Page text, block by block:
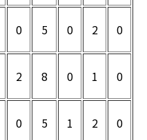
0 5 0 2 0
2 8 0 1 0
0 5 1 2 0